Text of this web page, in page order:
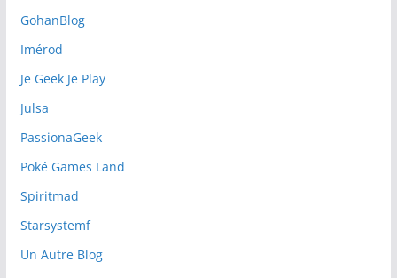
GohanBlog
Imérod
Je Geek Je Play
Julsa
PassionaGeek
Poké Games Land
Spiritmad
Starsystemf
Un Autre Blog